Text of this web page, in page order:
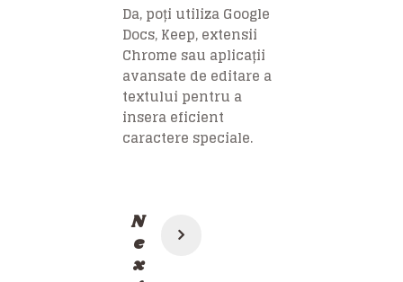
Da, poți utiliza Google
Docs, Keep, extensii
Chrome sau aplicații
avansate de editare a
textului pentru a
insera eficient
caractere speciale.
Post
navigation
N
e
x